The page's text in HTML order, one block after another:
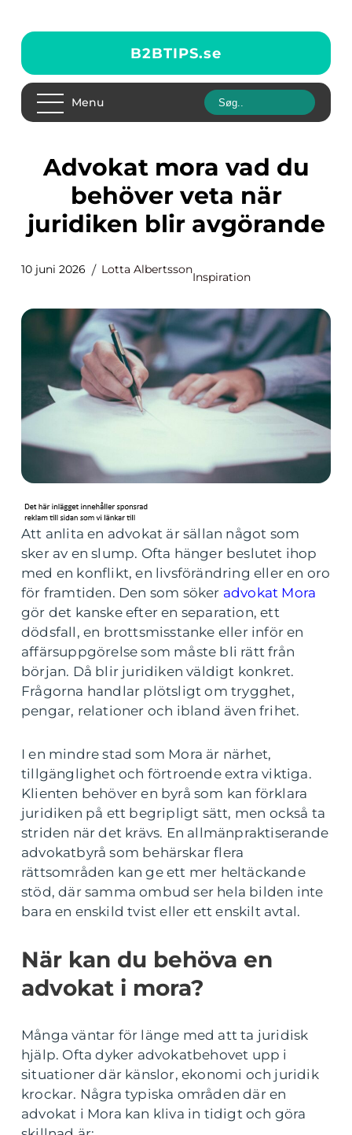
B2BTIPS.se
Menu
Advokat mora vad du
behöver veta när
juridiken blir avgörande
10 juni 2026 Lotta Albertsson
Inspiration
Att anlita en advokat är sällan något som
sker av en slump. Ofta hänger beslutet ihop
med en konflikt, en livsförändring eller en oro
för framtiden. Den som söker advokat Mora
gör det kanske efter en separation, ett
dödsfall, en brottsmisstanke eller inför en
affärsuppgörelse som måste bli rätt från
början. Då blir juridiken väldigt konkret.
Frågorna handlar plötsligt om trygghet,
pengar, relationer och ibland även frihet.
I en mindre stad som Mora är närhet,
tillgänglighet och förtroende extra viktiga.
Klienten behöver en byrå som kan förklara
juridiken på ett begripligt sätt, men också ta
striden när det krävs. En allmänpraktiserande
advokatbyrå som behärskar flera
rättsområden kan ge ett mer heltäckande
stöd, där samma ombud ser hela bilden inte
bara en enskild tvist eller ett enskilt avtal.
När kan du behöva en
advokat i mora?
Många väntar för länge med att ta juridisk
hjälp. Ofta dyker advokatbehovet upp i
situationer där känslor, ekonomi och juridik
krockar. Några typiska områden där en
advokat i Mora kan kliva in tidigt och göra